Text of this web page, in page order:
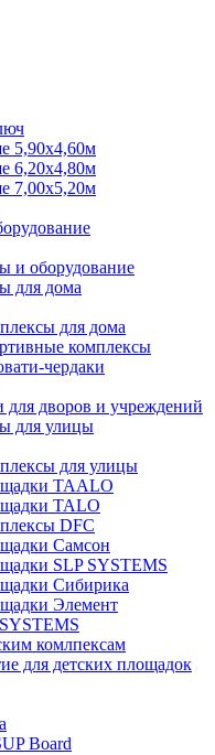
5,90х4,60м
6,20х4,80м
7,00х5,20м
и оборудование
для дома
для дома
комплексы
чердаки
для дворов и учреждений
для улицы
для улицы
TAALO
TALO
DFC
Самсон
SLP SYSTEMS
Сибирика
Элемент
комлпексам
для детских площадок
Board